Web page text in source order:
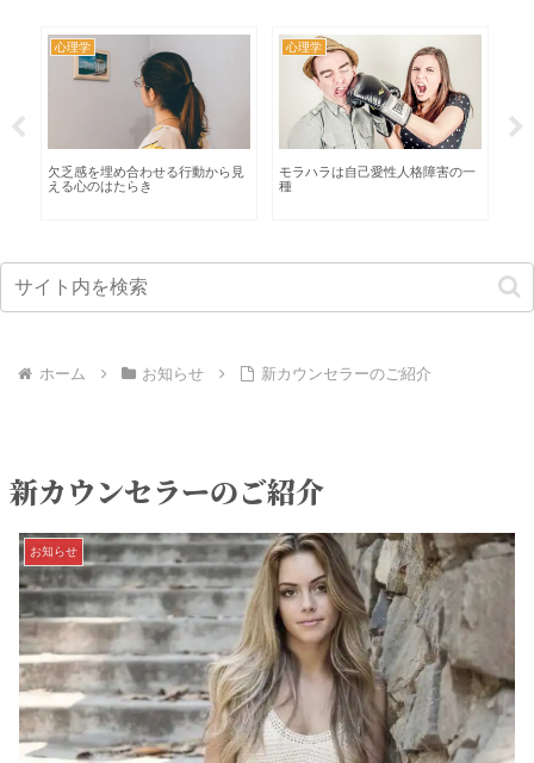
心理学
欠乏感を埋め合わせる行動から見
える心のはたらき
心理学
モラハラは自己愛性人格障害の一
種
ホーム お知らせ 新カウンセラーのご紹介
新カウンセラーのご紹介
お知らせ